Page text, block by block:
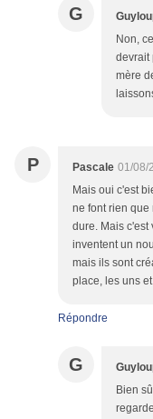
G
Non,
devrait
mère
P Pascale 01/08/
Mais oui c'est
ne font rien
dure. Mais c'est
inventent un
mais ils sont
place, les uns
Répondre
G
Bien